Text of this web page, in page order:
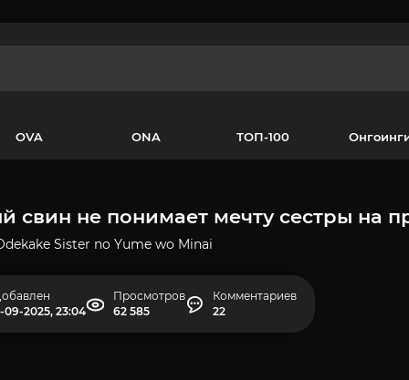
OVA ONA ТОП-100
свин не понимает мечту сестры на
Sister no Yume wo Minai
09-2025, 23:04
Просмотров
62 585
Комментариев
22